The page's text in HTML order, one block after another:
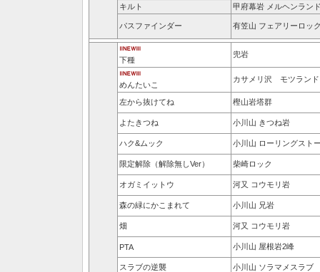
キルト
甲府幕岩 メルヘンラン
パスファインダー 有笠山 フェアリーロッ
下種
兜岩
めんたいこ
カサメリ沢 モツランド
左から抜けてね 樫山岩塔群
よたきつね 小川山 きつね岩
ハク&ムック 小川山 ローリングスト
限定解除（解除無しVer） 柴崎ロック
オガミイットウ 河又 コウモリ岩
森の緑にかこまれて 小川山 兄岩
畑 河又 コウモリ岩
PTA 小川山 屋根岩2峰
スラブの逆襲 小川山 ソラマメスラブ